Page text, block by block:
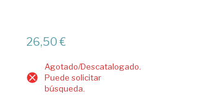
26,50 €
Agotado/Descatalogado.
Puede solicitar
búsqueda.